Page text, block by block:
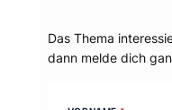
Das Thema
dann melde dich